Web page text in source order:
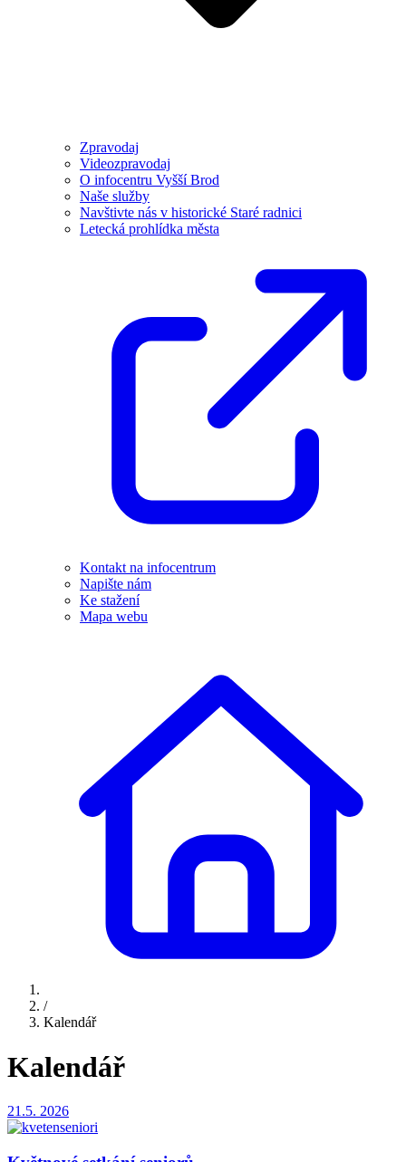
Zpravodaj
Videozpravodaj
O infocentru Vyšší Brod
Naše služby
Navštivte nás v historické Staré radnici
Letecká prohlídka města
Kontakt na infocentrum
Napište nám
Ke stažení
Mapa webu
/
Kalendář
Kalendář
21.5. 2026